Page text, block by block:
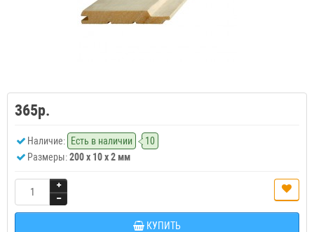
365р.
Наличие: Есть в наличии
10
Размеры:200 x 10 x 2 мм
КУПИТЬ